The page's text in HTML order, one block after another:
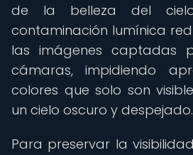
de la belleza del
contaminación lumínica
las imágenes captadas
cámaras, impidiendo
colores que solo son
un cielo oscuro y despejado.
Para preservar la